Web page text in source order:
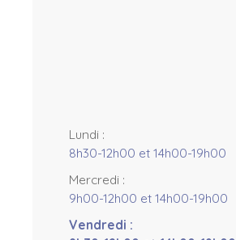
Lundi :
8h30-12h00 et 14h00-19h00
Mercredi :
9h00-12h00 et 14h00-19h00
Vendredi :